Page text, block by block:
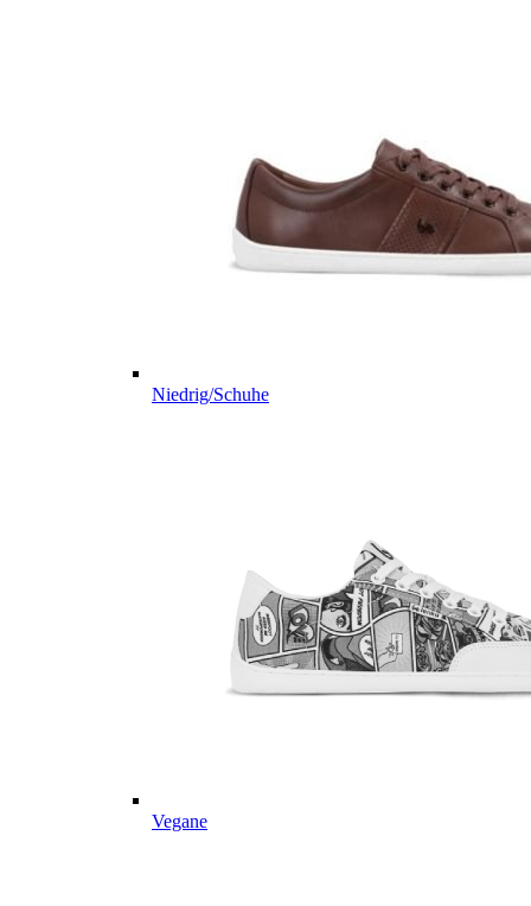
Niedrig/Schuhe
Vegane